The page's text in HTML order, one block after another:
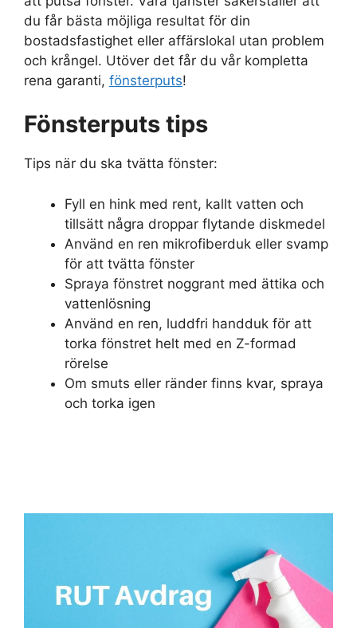
du får bästa möjliga resultat för din
bostadsfastighet eller affärslokal utan problem
och krångel. Utöver det får du vår kompletta
rena garanti, fönsterputs!
Fönsterputs tips
Tips när du ska tvätta fönster:
Fyll en hink med rent, kallt vatten och
tillsätt några droppar flytande diskmedel
Använd en ren mikrofiberduk eller svamp
för att tvätta fönster
Spraya fönstret noggrant med ättika och
vattenlösning
Använd en ren, luddfri handduk för att
torka fönstret helt med en Z-formad
rörelse
Om smuts eller ränder finns kvar, spraya
och torka igen